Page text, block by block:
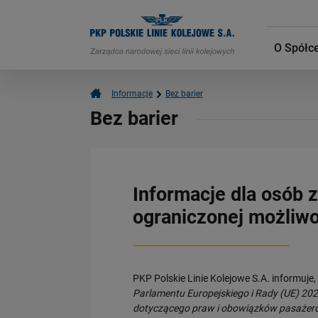
O
Informacje Bez barier
Bez barier
Informacje dla osób
ograniczonej
PKP Polskie Linie Kolejowe S.A.
Parlamentu Europejskiego i Rady (UE)
dotyczącego praw i obowiązków